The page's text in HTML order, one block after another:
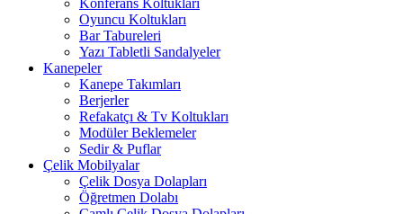
Konferans Koltukları
Oyuncu Koltukları
Bar Tabureleri
Yazı Tabletli Sandalyeler
Kanepeler
Kanepe Takımları
Berjerler
Refakatçı & Tv Koltukları
Modüler Beklemeler
Sedir & Puflar
Çelik Mobilyalar
Çelik Dosya Dolapları
Öğretmen Dolabı